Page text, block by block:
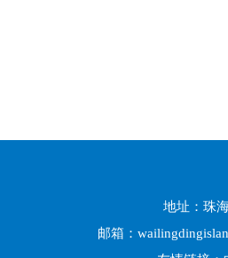
地址：珠
邮箱：